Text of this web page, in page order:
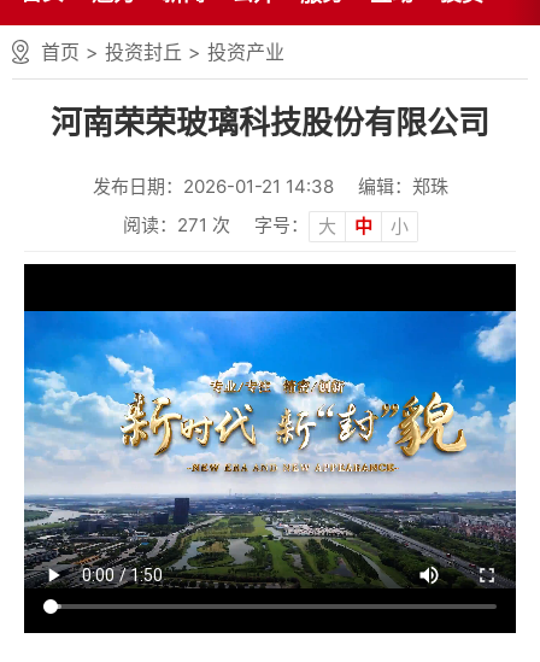
首页 > 投资封丘 > 投资产业
河南荣荣玻璃科技股份有限公司
发布日期：2026-01-21 14:38
编辑：郑珠
阅读： 271 次 字号： 大 中 小